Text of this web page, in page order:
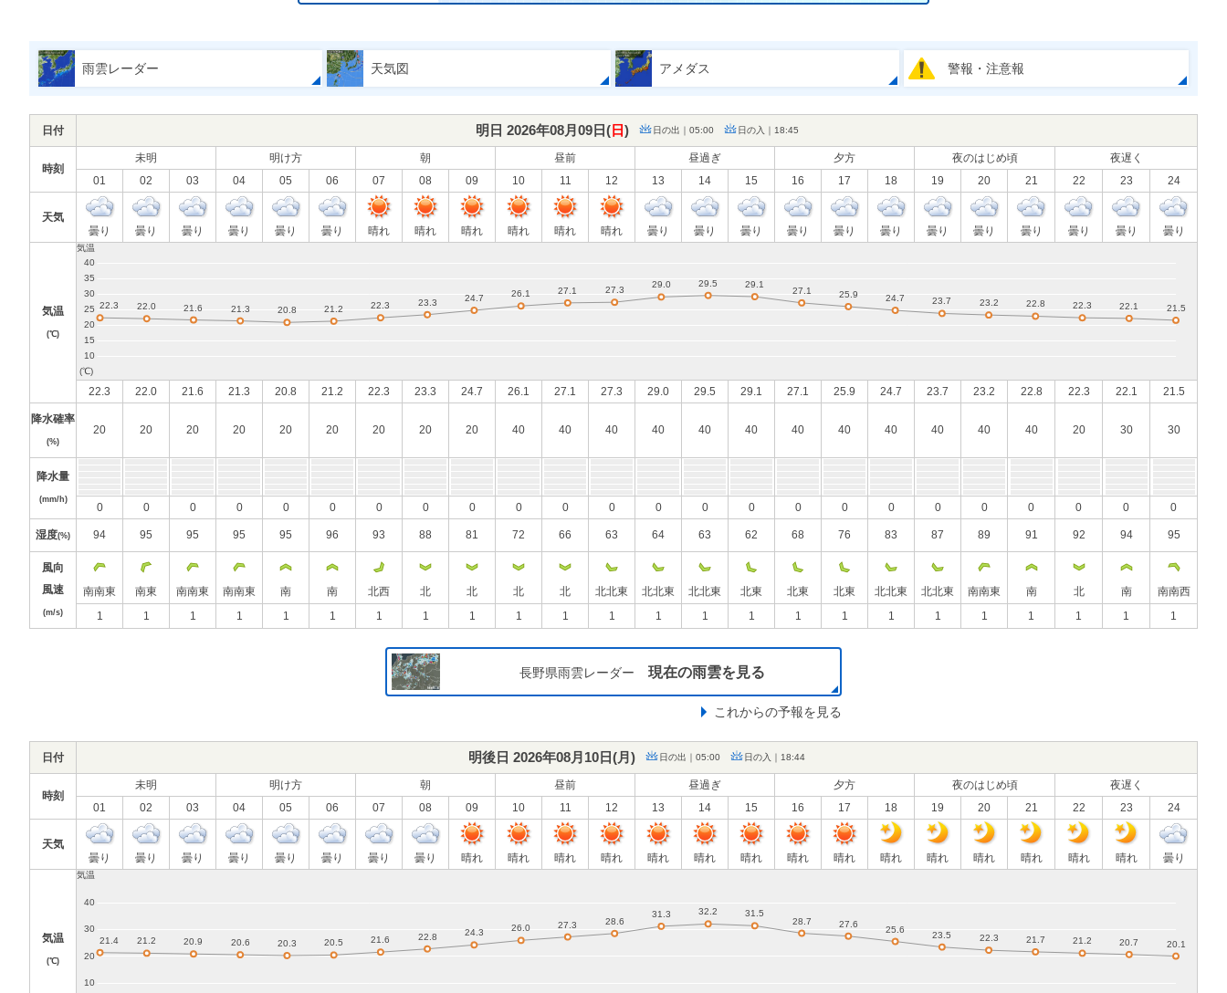
雨雲レーダー 天気図 アメダス 警報・注意報
日付 明日 2026年08月09日(日) 日の出｜05:00 日の入｜18:45
時刻
未明 明け方 朝 昼前 昼過ぎ 夕方 夜のはじめ頃
夜遅く
01
02 03 04 05 06 07 08 09 10 11 12 13 14 15 16 17 18 19 20 21 22 23 24
天気
曇り
曇り 曇り 曇り 曇り 曇り 晴れ 晴れ 晴れ 晴れ 晴れ 晴れ 曇り 曇り 曇り 曇り 曇り 曇り 曇り 曇り 曇り 曇り 曇り 曇り
気温
(℃)
22.3 22.0 21.6 21.3 20.8 21.2 22.3 23.3 24.7 26.1 27.1 27.3 29.0 29.5 29.1 27.1 25.9 24.7 23.7 23.2 22.8 22.3 22.1 21.5
降水確率
(%)
20 20 20 20 20 20 20 20 20 40 40 40 40 40 40 40 40 40 40 40 40 20 30 30
降水量
(mm/h)
0 0 0 0 0 0 0 0 0 0 0 0 0 0 0 0 0 0 0 0 0 0 0 0
湿度(%) 94 95 95 95 95 96 93 88 81 72 66 63 64 63 62 68 76 83 87 89 91 92 94 95
風向
風速
(m/s)
南南東 南東 南南東 南南東 南 南 北西 北 北 北 北 北北東 北北東 北北東 北東 北東 北東 北北東 北北東 南南東 南 北 南
南南西
1
1 1 1 1 1 1 1 1 1 1 1 1 1 1 1 1 1 1 1 1 1 1 1
長野県雨雲レーダー 現在の雨雲を見る
これからの予報を見る
日付 明後日 2026年08月10日(月 ) 日の出｜05:00 日の入｜18:44
時刻
未明 明け方 朝 昼前 昼過ぎ 夕方 夜のはじめ頃
夜遅く
01
02 03 04 05 06 07 08 09 10 11 12 13 14 15 16 17 18 19 20 21 22 23 24
天気
曇り
曇り 曇り 曇り 曇り 曇り 曇り 曇り 晴れ 晴れ 晴れ 晴れ 晴れ 晴れ 晴れ 晴れ 晴れ 晴れ 晴れ 晴れ 晴れ 晴れ 晴れ 曇り
気温
(℃)